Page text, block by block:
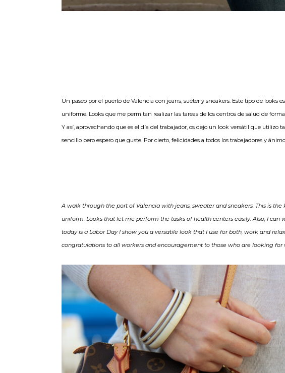
Un paseo por el puerto de Valencia con jeans, suéter y sneakers. Este tipo de
uniforme. Looks que me permitan realizar las tareas de los centros de salud de
Y así, aprovechando que es el día del trabajador, os dejo un look versátil que utilizo
sencillo pero espero que guste. Por cierto, felicidades a todos los trabajadores y
A walk through the port of Valencia with jeans, sweater and sneakers. This is
uniform. Looks that let me perform the tasks of health centers easily. Also, I
today is a Labor Day I show you a versatile look that I use for both, work and
congratulations to all workers and encouragement to those who are looking for